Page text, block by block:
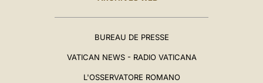
BUREAU DE PRESSE
VATICAN NEWS - RADIO VATICANA
L'OSSERVATORE ROMANO